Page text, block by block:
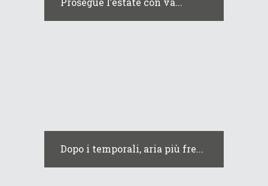
Dopo i temporali, aria più fre...